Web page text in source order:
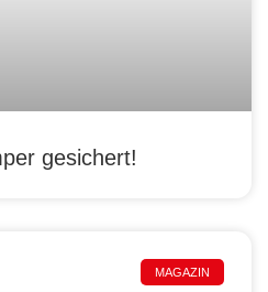
gesichert!
MAGAZIN